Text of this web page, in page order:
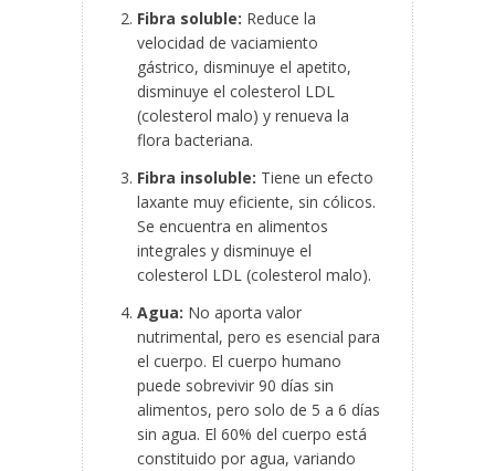
Fibra soluble: Reduce la
velocidad de vaciamiento
gástrico, disminuye el apetito,
disminuye el colesterol LDL
(colesterol malo) y renueva la
flora bacteriana.
Fibra insoluble: Tiene un efecto
laxante muy eficiente, sin cólicos.
Se encuentra en alimentos
integrales y disminuye el
colesterol LDL (colesterol malo).
Agua: No aporta valor
nutrimental, pero es esencial para
el cuerpo. El cuerpo humano
puede sobrevivir 90 días sin
alimentos, pero solo de 5 a 6 días
sin agua. El 60% del cuerpo está
constituido por agua, variando